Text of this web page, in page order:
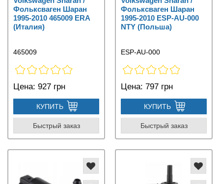
Фольксваген Шаран
1995-2010 465009 ERA
(Италия)
465009
Цена: 927 грн
КУПИТЬ
Быстрый заказ
Фольксваген Шаран
1995-2010 ESP-AU-000
NTY (Польша)
ESP-AU-000
Цена: 797 грн
КУПИТЬ
Быстрый заказ